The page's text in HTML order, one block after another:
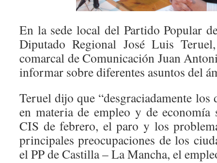
En la sede local del Partido Popular
Diputado Regional José Luis
comarcal de Comunicación Juan
informar sobre diferentes asuntos del
Teruel dijo que “desgraciadamente los
en materia de empleo y de economía
CIS de febrero, el paro y los
principales preocupaciones de los
el PP de Castilla – La Mancha, el